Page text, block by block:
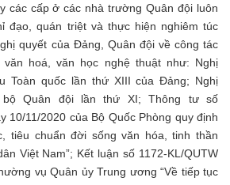
các cấp ở các nhà trường Quân đội luôn
đạo, quán triệt và thực hiện nghiêm túc
quyết của Đảng, Quân đội về công tác
hoá, văn học nghệ thuật như: Nghị
Toàn quốc lần thứ XIII của Đảng; Nghị
Quân đội lần thứ XI; Thông tư số
10/11/2020 của Bộ Quốc Phòng quy định
tiêu chuẩn đời sống văn hóa, tinh thần
Việt Nam”; Kết luận số 1172-KL/QUTW
vụ Quân ủy Trung ương “Về tiếp tục